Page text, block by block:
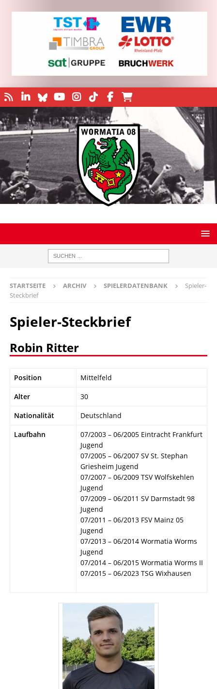
STARTSEITE ARCHIV SPIELERDATENBANK
Spieler-
Steckbrief
Spieler-Steckbrief
Robin Ritter
Position Mittelfeld
Alter 30
Nationalität Deutschland
Laufbahn
07/2003 – 06/2005 Eintracht Frankfurt
Jugend
07/2005 – 06/2007 SV St. Stephan
Griesheim Jugend
07/2007 – 06/2009 TSV Wolfskehlen
Jugend
07/2009 – 06/2011 SV Darmstadt 98
Jugend
07/2011 – 06/2013 FSV Mainz 05
Jugend
07/2013 – 06/2014 Wormatia Worms
Jugend
07/2014 – 06/2015 Wormatia Worms II
07/2015 – 06/2023 TSG Wixhausen